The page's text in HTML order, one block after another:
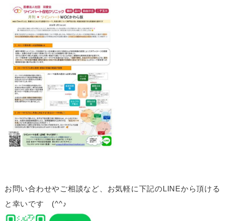
お問い合わせやご相談など、お気軽に下記のLINEから頂ける
と幸いです (^^♪